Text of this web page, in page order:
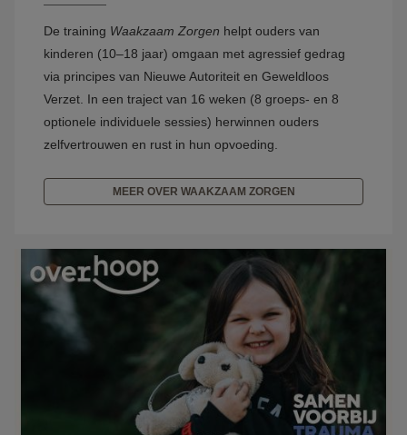
De training Waakzaam Zorgen helpt ouders van
kinderen (10–18 jaar) omgaan met agressief gedrag
via principes van Nieuwe Autoriteit en Geweldloos
Verzet. In een traject van 16 weken (8 groeps- en 8
optionele individuele sessies) herwinnen ouders
zelfvertrouwen en rust in hun opvoeding.
MEER OVER WAAKZAAM ZORGEN